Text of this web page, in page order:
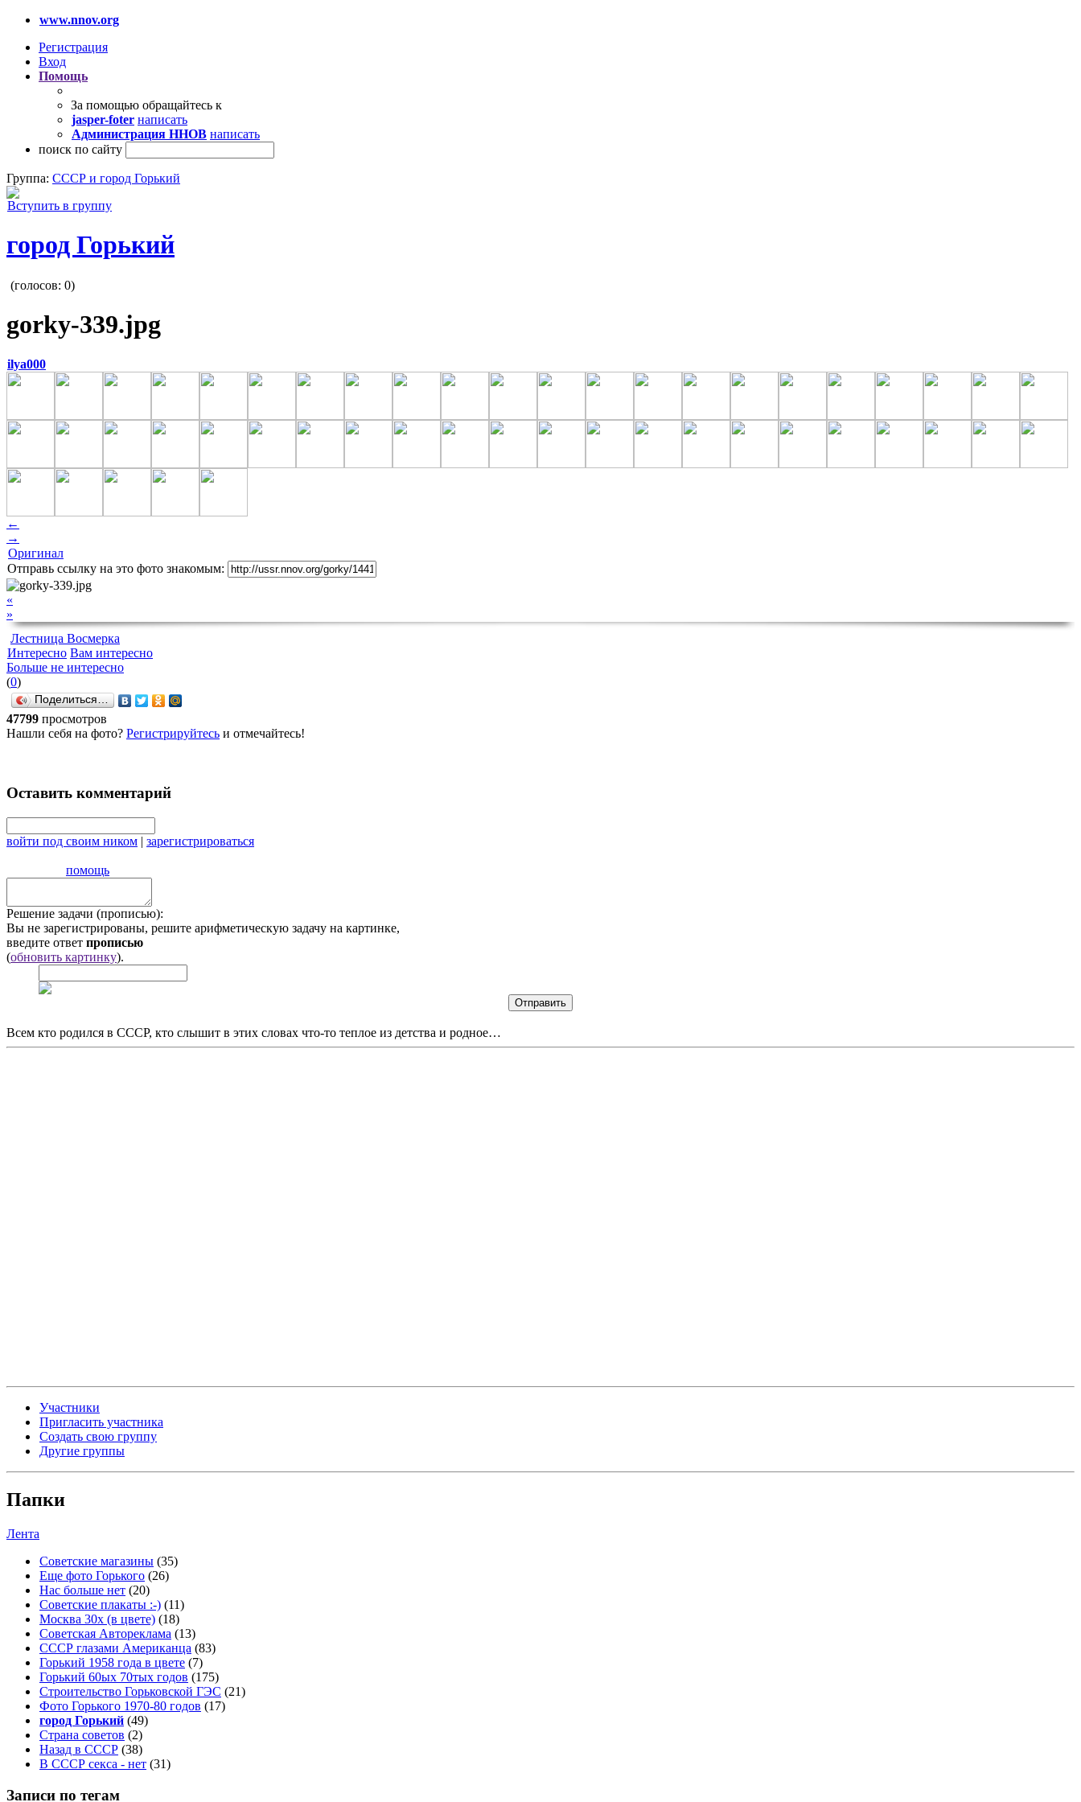
www.nnov.org
Регистрация
Вход
Помощь
За помощью обращайтесь к
jasper-foter написать
Администрация ННОВ написать
поиск по сайту
Группа: СССР и город Горький
Вступить в группу
город Горький
(голосов: 0)
gorky-339.jpg
ilya000
←
→
Оригинал
Отправь ссылку на это фото знакомым:
«
»
Лестница Восмерка
Интересно Вам интересно
Больше не интересно
(0)
Поделиться…
47799 просмотров
Нашли себя на фото? Регистрируйтесь и отмечайтесь!
Оставить комментарий
войти под своим ником | зарегистрироваться
помощь
Решение задачи (прописью):
Вы не зарегистрированы, решите арифметическую задачу на картинке,
введите ответ прописью
(обновить картинку).
Всем кто родился в СССР, кто слышит в этих словах что-то теплое из детства и родное…
Участники
Пригласить участника
Создать свою группу
Другие группы
Папки
Лента
Советские магазины (35)
Еще фото Горького (26)
Нас больше нет (20)
Советские плакаты :-) (11)
Москва 30x (в цвете) (18)
Советская Автореклама (13)
СССР глазами Американца (83)
Горький 1958 года в цвете (7)
Горький 60ых 70тых годов (175)
Строительство Горьковской ГЭС (21)
Фото Горького 1970-80 годов (17)
город Горький (49)
Страна советов (2)
Назад в СССР (38)
В СССР секса - нет (31)
Записи по тегам